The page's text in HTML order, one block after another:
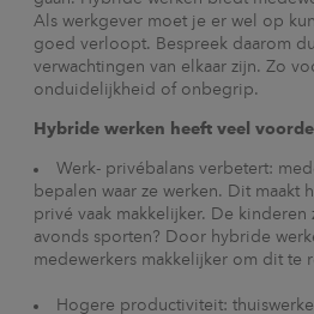
Als werkgever moet je er wel op
goed verloopt. Bespreek daarom
verwachtingen van elkaar zijn. Zo
onduidelijkheid of onbegrip.
Hybride werken heeft veel
Werk- privébalans verbetert:
bepalen waar ze werken. Dit maakt
privé vaak makkelijker. De kinderen
avonds sporten? Door hybride
medewerkers makkelijker om dit te
Hogere productiviteit: